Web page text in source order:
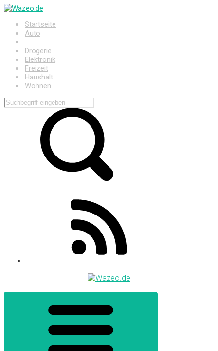
Zum
springenStartseite
Auto
Drogerie
Elektronik
Freizeit
Haushalt
Wohnen